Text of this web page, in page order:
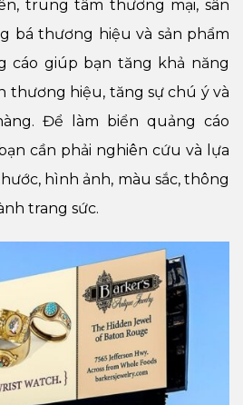
trung tâm thương mại, sân
bá thương hiệu và sản phẩm
cáo giúp bạn tăng khả năng
thương hiệu, tăng sự chú ý và
Để làm biển quảng cáo
cần phải nghiên cứu và lựa
hình ảnh, màu sắc, thông
trang sức.